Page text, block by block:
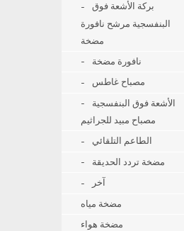
بركة الأشعة فوق
البنفسجية مرشح نافورة
مضخة
نافورة مضخة
مصباح غاطس
الأشعة فوق البنفسجية
مصباح مبيد للجراثيم
الطاعم التلقائي
مضخة تردد الحديقة
آخر
مضخة مياه
مضخة هواء